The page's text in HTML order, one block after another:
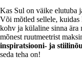
Kas Sul on väike elutuba
Või mõtled sellele, kuidas
kohv ja külaline sinna ära
mõnest ruutmeetrist
inspiratsiooni- ja
seda teha on!